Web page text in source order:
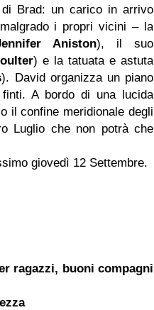
di Brad: un carico in arrivo
i propri vicini – la
Aniston), il suo
) e la tatuata e astuta
). David organizza un piano
A bordo di una lucida
il confine meridionale degli
Luglio che non potrà che
giovedì 12 Settembre.
ragazzi, buoni compagni